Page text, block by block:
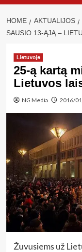
HOME AKTUALIJOS
SAUSIO 13-ĄJĄ –
Lietuvoje
25-ą kartą
Lietuvos
NG Media 2016/
Žuvusiems už